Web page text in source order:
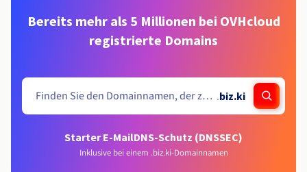
Bereits mehr als 5 Millionen bei OVHcloud
registrierte Domains
.biz.ki
Starter E-MailDNS-Schutz (DNSSEC)
Inklusive bei einem .biz.ki-Domainnamen